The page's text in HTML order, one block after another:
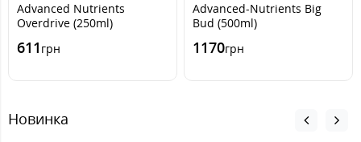
Advanced Nutrients
Overdrive (250ml)
611 грн
Advanced-Nutrients Big
Bud (500ml)
1170грн
Новинка